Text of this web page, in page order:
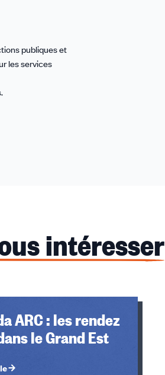
publiques et
les services
intéresser
ARC : les rendez
le Grand Est